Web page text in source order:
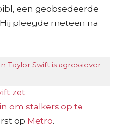
een geobsedeerde
pleegde meteen na
Taylor Swift is agressiever
zet
om stalkers op te
op Metro.